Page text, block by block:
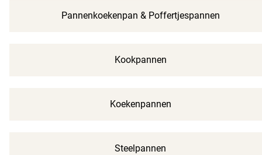
Pannenkoekenpan & Poffertjespannen
Kookpannen
Koekenpannen
Steelpannen